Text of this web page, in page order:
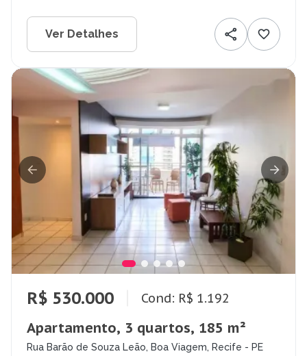
Ver Detalhes
R$ 530.000 Cond: R$ 1.192
Apartamento, 3 quartos, 185 m²
Rua Barão de Souza Leão, Boa Viagem, Recife - PE